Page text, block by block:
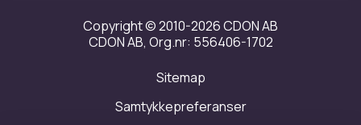
Investor relations
Tilgjengelighet
Copyright © 2010-2026 CDON AB
CDON AB, Org.nr: 556406-1702
Sitemap
Samtykkepreferanser